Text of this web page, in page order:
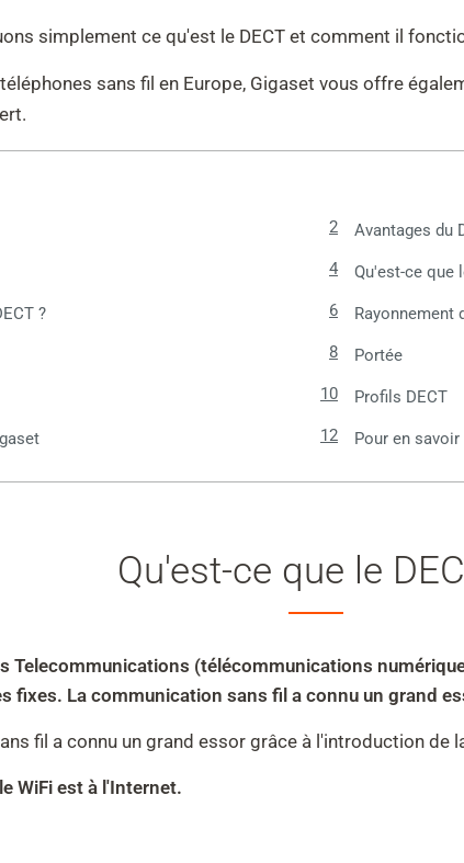
simplement ce qu'est le DECT et comment il
sans fil en Europe, Gigaset vous offre
Avantages du
Qu'est-ce que
? Rayonnement
Portée
Profils DECT
Pour en savoir
Qu'est-ce que le
Telecommunications (télécommunications
fixes. La communication sans fil a connu un grand
fil a connu un grand essor grâce à l'introduction de
WiFi est à l'Internet.